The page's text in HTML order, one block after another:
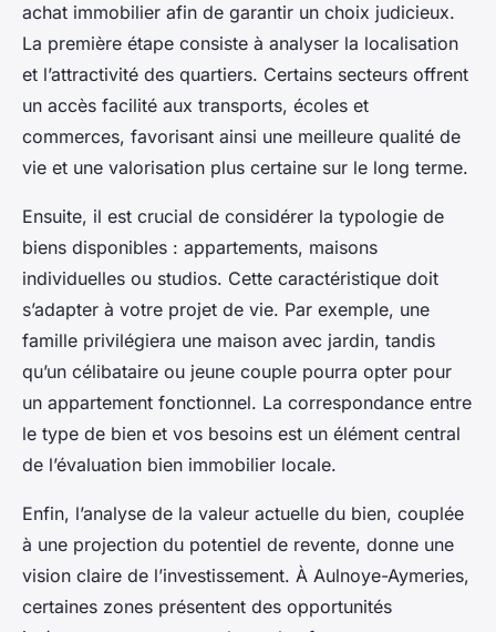
achat immobilier afin de garantir un choix judicieux.
La première étape consiste à analyser la localisation
et l’attractivité des quartiers. Certains secteurs offrent
un accès facilité aux transports, écoles et
commerces, favorisant ainsi une meilleure qualité de
vie et une valorisation plus certaine sur le long terme.
Ensuite, il est crucial de considérer la typologie de
biens disponibles : appartements, maisons
individuelles ou studios. Cette caractéristique doit
s’adapter à votre projet de vie. Par exemple, une
famille privilégiera une maison avec jardin, tandis
qu’un célibataire ou jeune couple pourra opter pour
un appartement fonctionnel. La correspondance entre
le type de bien et vos besoins est un élément central
de l’évaluation bien immobilier locale.
Enfin, l’analyse de la valeur actuelle du bien, couplée
à une projection du potentiel de revente, donne une
vision claire de l’investissement. À Aulnoye-Aymeries,
certaines zones présentent des opportunités